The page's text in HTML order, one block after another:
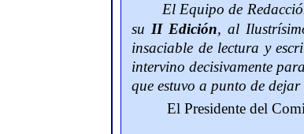
El Equipo de
su II Edición, al Ilustrí
insaciable de lectura y
intervino decisivamente
que estuvo a punto de
El Presidente del